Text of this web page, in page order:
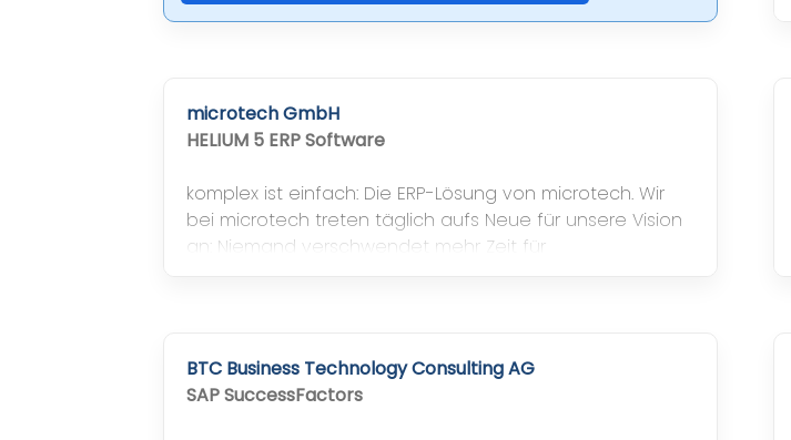
microtech GmbH
HELIUM 5 ERP Software
komplex ist einfach: Die ERP-Lösung von microtech. Wir
bei microtech treten täglich aufs Neue für unsere Vision
an: Niemand verschwendet mehr Zeit für
BTC Business Technology Consulting AG
SAP SuccessFactors